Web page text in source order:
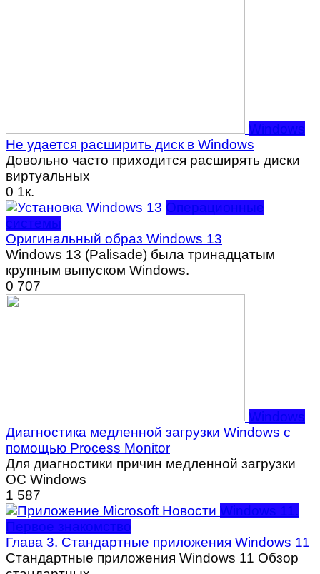
Windows
Не удается расширить диск в Windows
Довольно часто приходится расширять диски
виртуальных
0 1к.
Операционные
системы
Оригинальный образ Windows 13
Windows 13 (Palisade) была тринадцатым
крупным выпуском Windows.
0 707
Windows
Диагностика медленной загрузки Windows с
помощью Process Monitor
Для диагностики причин медленной загрузки
ОС Windows
1 587
Windows 11.
Первое знакомство
Глава 3. Стандартные приложения Windows 11
Стандартные приложения Windows 11 Обзор